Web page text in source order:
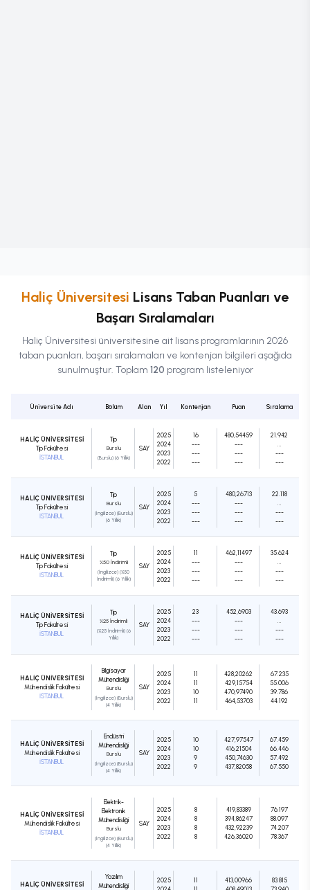
Haliç Üniversitesi Lisans Taban Puanları ve
Başarı Sıralamaları
Haliç Üniversitesi üniversitesine ait lisans programlarının 2026
taban puanları, başarı sıralamaları ve kontenjan bilgileri aşağıda
sunulmuştur. Toplam 120 program listeleniyor
Üniversite Adı Bölüm Alan Yıl Kontenjan Puan Sıralama
HALİÇ ÜNİVERSİTESİ
Tıp Fakültesi
İSTANBUL
Tıp
Burslu
(Burslu) (6 Yıllık)
SAY
2025
2024
2023
2022
16
---
---
---
480,54459
---
---
---
21.942
---
---
HALİÇ ÜNİVERSİTESİ
Tıp Fakültesi
İSTANBUL
Tıp
Burslu
(İngilizce) (Burslu)
(6 Yıllık)
SAY
2025
2024
2023
2022
5
---
---
---
480,26713
---
---
---
22.118
---
---
HALİÇ ÜNİVERSİTESİ
Tıp Fakültesi
İSTANBUL
Tıp
%50 İndirimli
(İngilizce) (%50
İndirimli) (6 Yıllık)
SAY
2025
2024
2023
2022
11
---
---
---
462,11497
---
---
---
35.624
---
---
HALİÇ ÜNİVERSİTESİ
Tıp Fakültesi
İSTANBUL
Tıp
%25 İndirimli
(%25 İndirimli) (6
Yıllık)
SAY
2025
2024
2023
2022
23
---
---
---
452,6903
---
---
---
43.693
---
---
HALİÇ ÜNİVERSİTESİ
Mühendislik Fakültesi
İSTANBUL
Bilgisayar
Mühendisliği
Burslu
(İngilizce) (Burslu)
(4 Yıllık)
SAY
2025
2024
2023
2022
11
11
10
11
428,20262
429,15754
470,97490
464,53703
67.235
55.006
39.786
44.192
HALİÇ ÜNİVERSİTESİ
Mühendislik Fakültesi
İSTANBUL
Endüstri
Mühendisliği
Burslu
(İngilizce) (Burslu)
(4 Yıllık)
SAY
2025
2024
2023
2022
10
10
9
9
427,97547
416,21504
450,74630
437,82058
67.459
66.446
57.492
67.550
HALİÇ ÜNİVERSİTESİ
Mühendislik Fakültesi
İSTANBUL
Elektrik-
Elektronik
Mühendisliği
Burslu
(İngilizce) (Burslu)
(4 Yıllık)
SAY
2025
2024
2023
2022
8
8
8
8
419,83389
394,86247
432,92239
426,36020
76.197
88.097
74.207
78.367
HALİÇ ÜNİVERSİTESİ
Yazılım
Mühendisliği
2025
11
413,00966
83.815